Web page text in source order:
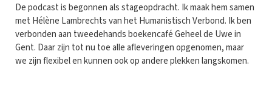
De podcast is begonnen als stageopdracht. Ik maak hem samen
met Hélène Lambrechts van het Humanistisch Verbond. Ik ben
verbonden aan tweedehands boekencafé Geheel de Uwe in
Gent. Daar zijn tot nu toe alle afleveringen opgenomen, maar
we zijn flexibel en kunnen ook op andere plekken langskomen.